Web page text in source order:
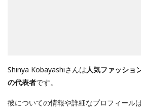
Shinya Kobayashiさんは人気ファッショ
の代表者です。
彼についての情報や詳細なプロフィール